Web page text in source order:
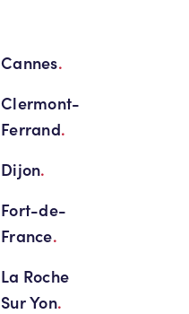
Cannes.
Clermont-
Ferrand.
Dijon.
Fort-de-
France.
La Roche
Sur Yon.